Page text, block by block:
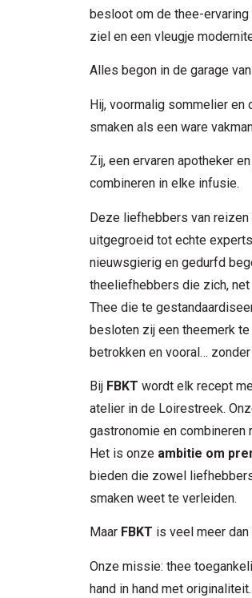
besloot om de thee-
ziel en een vleugje
Alles begon in de garage van
Hij, voormalig sommelier en
smaken als een ware
Zij, een ervaren apotheker
combineren in elke infusie.
Deze liefhebbers van
uitgegroeid tot echte
nieuwsgierig en gedurfd
theeliefhebbers die zich, net
Thee die te
besloten zij een theemerk
betrokken en vooral…
Bij FBKT wordt elk recept
atelier in de Loirestreek.
gastronomie en
Het is onze ambitie om
bieden die zowel
smaken weet te verleiden.
Maar FBKT is veel meer
Onze missie: thee
hand in hand met